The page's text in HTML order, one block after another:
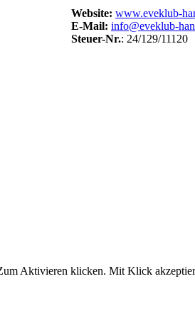
Website: www.eveklub-
E-Mail: info@eveklub-
Steuer-Nr.: 24/129/11120
Aktivieren klicken. Mit Klick